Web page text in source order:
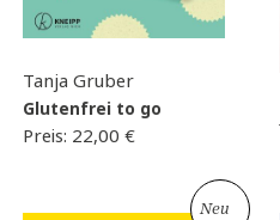
Tanja Gruber
Glutenfrei to go
Preis: 22,00 €
Neu